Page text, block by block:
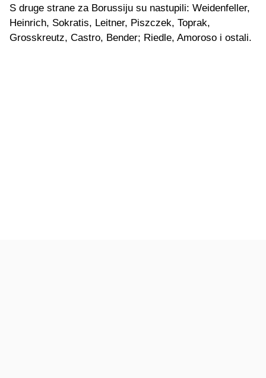
S druge strane za Borussiju su nastupili: Weidenfeller,
Heinrich, Sokratis, Leitner, Piszczek, Toprak,
Grosskreutz, Castro, Bender; Riedle, Amoroso i ostali.